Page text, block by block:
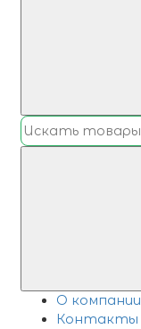
О компании
Контакты